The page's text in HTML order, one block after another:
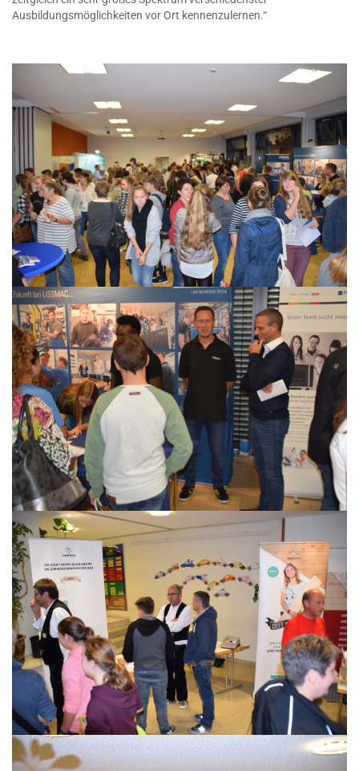
Ausbildungsmöglichkeiten vor Ort kennenzulernen.“